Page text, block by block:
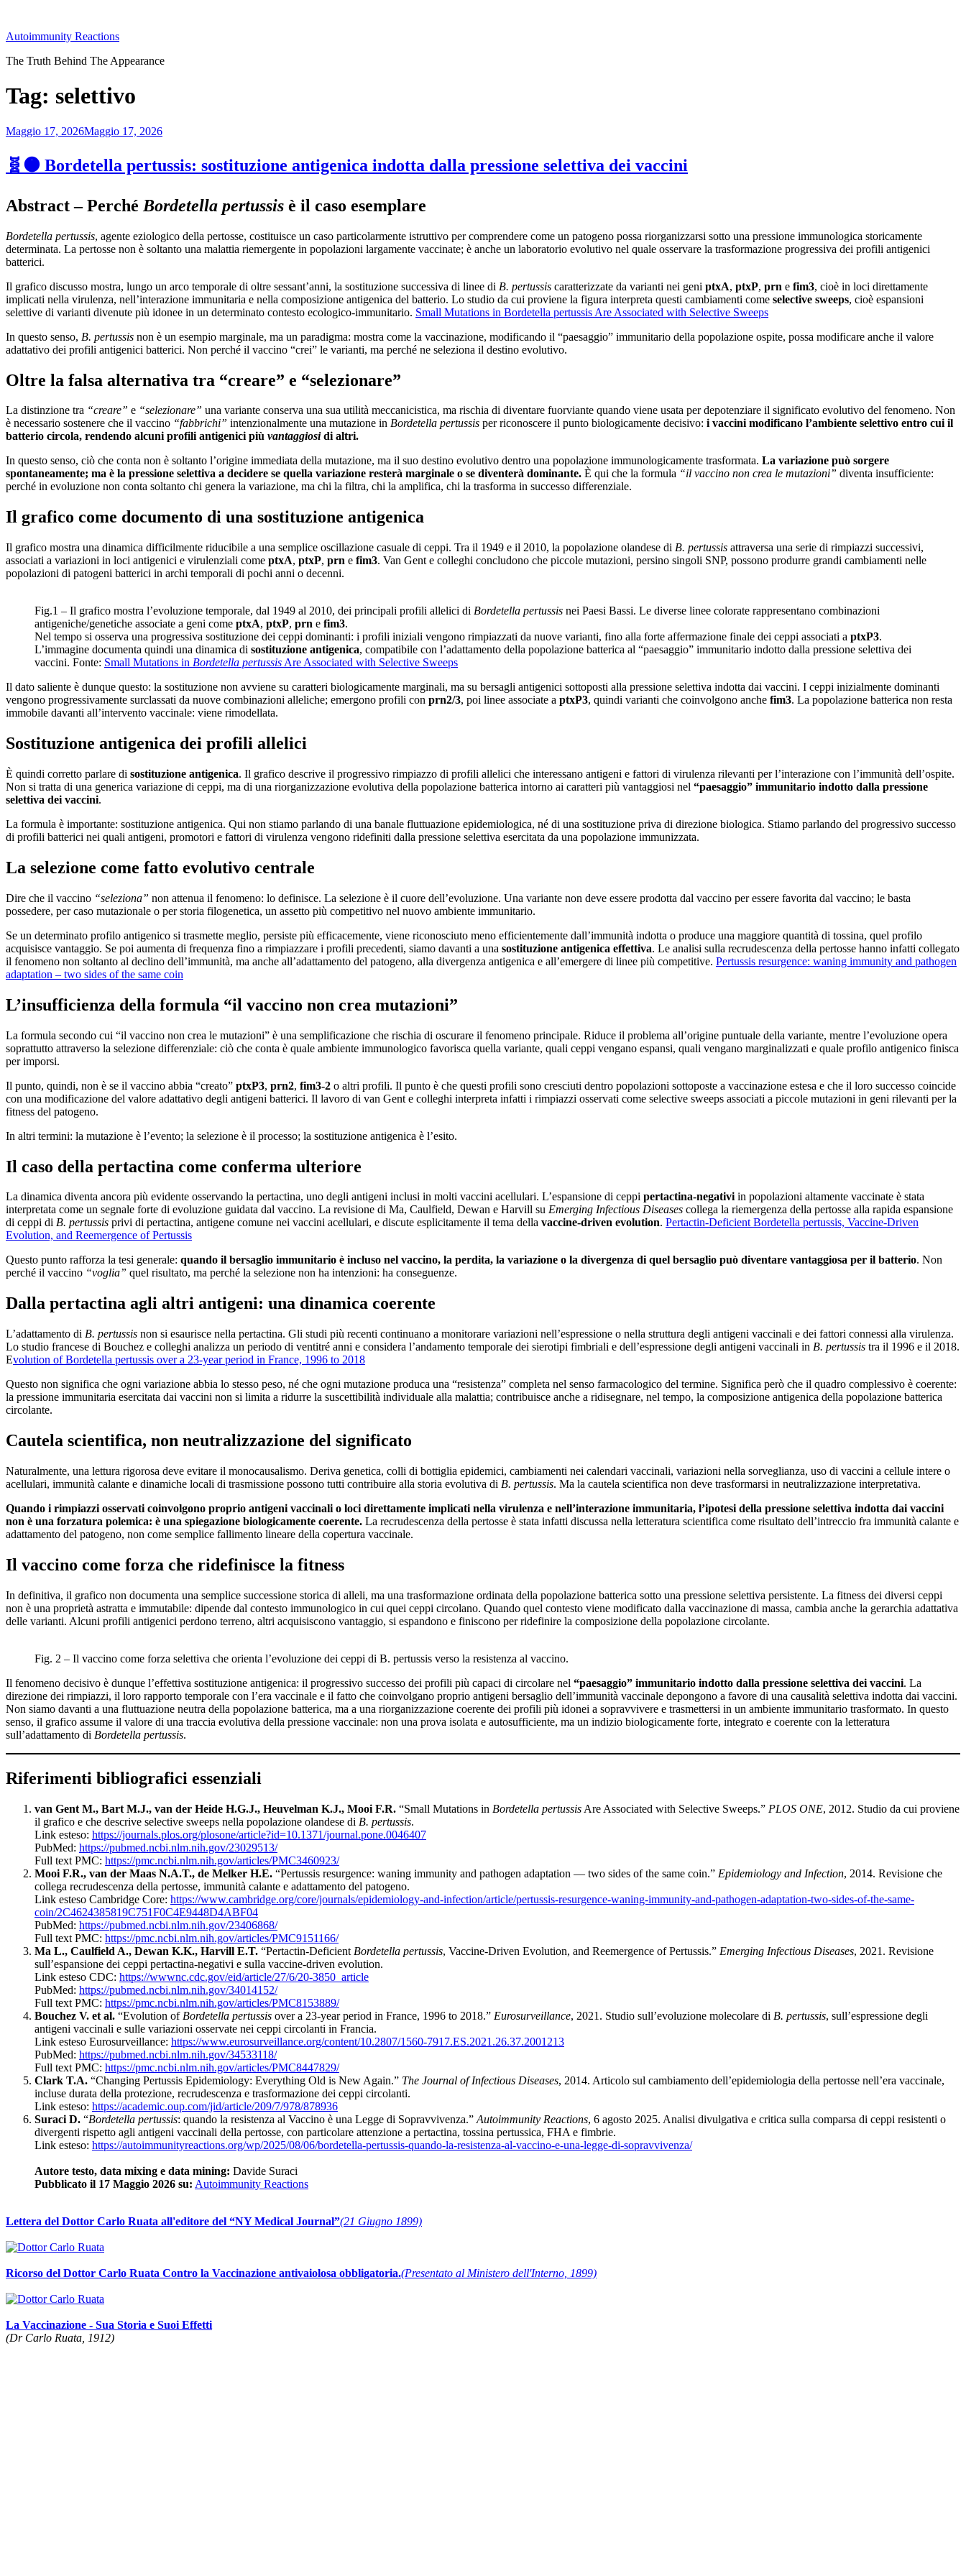
contenuto
Autoimmunity Reactions
The Truth Behind The Appearance
Tag: selettivo
Pubblicato
Maggio 17, 2026Maggio 17, 2026
🧬🟠 Bordetella pertussis: sostituzione antigenica indotta dalla pressione selettiva dei vaccini
Abstract – Perché Bordetella pertussis è il caso esemplare
Bordetella pertussis, agente eziologico della pertosse, costituisce un caso particolarmente istruttivo per comprendere come un patogeno possa riorganizzarsi sotto una pressione immunologica storicamente
determinata. La pertosse non è soltanto una malattia riemergente in popolazioni largamente vaccinate; è anche un laboratorio evolutivo nel quale osservare la trasformazione progressiva dei profili antigenici
batterici.
Il grafico discusso mostra, lungo un arco temporale di oltre sessant’anni, la sostituzione successiva di linee di B. pertussis caratterizzate da varianti nei geni ptxA, ptxP, prn e fim3, cioè in loci direttamente
implicati nella virulenza, nell’interazione immunitaria e nella composizione antigenica del batterio. Lo studio da cui proviene la figura interpreta questi cambiamenti come selective sweeps, cioè espansioni
selettive di varianti divenute più idonee in un determinato contesto ecologico-immunitario. Small Mutations in Bordetella pertussis Are Associated with Selective Sweeps
In questo senso, B. pertussis non è un esempio marginale, ma un paradigma: mostra come la vaccinazione, modificando il “paesaggio” immunitario della popolazione ospite, possa modificare anche il valore
adattativo dei profili antigenici batterici. Non perché il vaccino “crei” le varianti, ma perché ne seleziona il destino evolutivo.
Oltre la falsa alternativa tra “creare” e “selezionare”
La distinzione tra “creare” e “selezionare” una variante conserva una sua utilità meccanicistica, ma rischia di diventare fuorviante quando viene usata per depotenziare il significato evolutivo del fenomeno. Non
è necessario sostenere che il vaccino “fabbrichi” intenzionalmente una mutazione in Bordetella pertussis per riconoscere il punto biologicamente decisivo: i vaccini modificano l’ambiente selettivo entro cui il
batterio circola, rendendo alcuni profili antigenici più vantaggiosidi altri.
In questo senso, ciò che conta non è soltanto l’origine immediata della mutazione, ma il suo destino evolutivo dentro una popolazione immunologicamente trasformata. La variazione può sorgere
spontaneamente; ma è la pressione selettiva a decidere se quella variazione resterà marginale o se diventerà dominante. È qui che la formula “il vaccino non crea le mutazioni” diventa insufficiente:
perché in evoluzione non conta soltanto chi genera la variazione, ma chi la filtra, chi la amplifica, chi la trasforma in successo differenziale.
Il grafico come documento di una sostituzione antigenica
Il grafico mostra una dinamica difficilmente riducibile a una semplice oscillazione casuale di ceppi. Tra il 1949 e il 2010, la popolazione olandese di B. pertussis attraversa una serie di rimpiazzi successivi,
associati a variazioni in loci antigenici e virulenziali come ptxA, ptxP, prn e fim3. Van Gent e colleghi concludono che piccole mutazioni, persino singoli SNP, possono produrre grandi cambiamenti nelle
popolazioni di patogeni batterici in archi temporali di pochi anni o decenni.
Fig.1 – Il grafico mostra l’evoluzione temporale, dal 1949 al 2010, dei principali profili allelici di Bordetella pertussis nei Paesi Bassi. Le diverse linee colorate rappresentano combinazioni
antigeniche/genetiche associate a geni come ptxA, ptxP, prn e fim3.
Nel tempo si osserva una progressiva sostituzione dei ceppi dominanti: i profili iniziali vengono rimpiazzati da nuove varianti, fino alla forte affermazione finale dei ceppi associati a ptxP3.
L’immagine documenta quindi una dinamica di sostituzione antigenica, compatibile con l’adattamento della popolazione batterica al “paesaggio” immunitario indotto dalla pressione selettiva dei
vaccini. Fonte: Small Mutations in Bordetella pertussis Are Associated with Selective Sweeps
Il dato saliente è dunque questo: la sostituzione non avviene su caratteri biologicamente marginali, ma su bersagli antigenici sottoposti alla pressione selettiva indotta dai vaccini. I ceppi inizialmente dominanti
vengono progressivamente surclassati da nuove combinazioni alleliche; emergono profili con prn2/3, poi linee associate a ptxP3, quindi varianti che coinvolgono anche fim3. La popolazione batterica non resta
immobile davanti all’intervento vaccinale: viene rimodellata.
Sostituzione antigenica dei profili allelici
È quindi corretto parlare di sostituzione antigenica. Il grafico descrive il progressivo rimpiazzo di profili allelici che interessano antigeni e fattori di virulenza rilevanti per l’interazione con l’immunità dell’ospite.
Non si tratta di una generica variazione di ceppi, ma di una riorganizzazione evolutiva della popolazione batterica intorno ai caratteri più vantaggiosi nel “paesaggio” immunitario indotto dalla pressione
selettiva dei vaccini.
La formula è importante: sostituzione antigenica. Qui non stiamo parlando di una banale fluttuazione epidemiologica, né di una sostituzione priva di direzione biologica. Stiamo parlando del progressivo successo
di profili batterici nei quali antigeni, promotori e fattori di virulenza vengono ridefiniti dalla pressione selettiva esercitata da una popolazione immunizzata.
La selezione come fatto evolutivo centrale
Dire che il vaccino “seleziona” non attenua il fenomeno: lo definisce. La selezione è il cuore dell’evoluzione. Una variante non deve essere prodotta dal vaccino per essere favorita dal vaccino; le basta
possedere, per caso mutazionale o per storia filogenetica, un assetto più competitivo nel nuovo ambiente immunitario.
Se un determinato profilo antigenico si trasmette meglio, persiste più efficacemente, viene riconosciuto meno efficientemente dall’immunità indotta o produce una maggiore quantità di tossina, quel profilo
acquisisce vantaggio. Se poi aumenta di frequenza fino a rimpiazzare i profili precedenti, siamo davanti a una sostituzione antigenica effettiva. Le analisi sulla recrudescenza della pertosse hanno infatti collegato
il fenomeno non soltanto al declino dell’immunità, ma anche all’adattamento del patogeno, alla divergenza antigenica e all’emergere di linee più competitive. Pertussis resurgence: waning immunity and pathogen
adaptation – two sides of the same coin
L’insufficienza della formula “il vaccino non crea mutazioni”
La formula secondo cui “il vaccino non crea le mutazioni” è una semplificazione che rischia di oscurare il fenomeno principale. Riduce il problema all’origine puntuale della variante, mentre l’evoluzione opera
soprattutto attraverso la selezione differenziale: ciò che conta è quale ambiente immunologico favorisca quella variante, quali ceppi vengano espansi, quali vengano marginalizzati e quale profilo antigenico finisca
per imporsi.
Il punto, quindi, non è se il vaccino abbia “creato” ptxP3, prn2, fim3-2 o altri profili. Il punto è che questi profili sono cresciuti dentro popolazioni sottoposte a vaccinazione estesa e che il loro successo coincide
con una modificazione del valore adattativo degli antigeni batterici. Il lavoro di van Gent e colleghi interpreta infatti i rimpiazzi osservati come selective sweeps associati a piccole mutazioni in geni rilevanti per la
fitness del patogeno.
In altri termini: la mutazione è l’evento; la selezione è il processo; la sostituzione antigenica è l’esito.
Il caso della pertactina come conferma ulteriore
La dinamica diventa ancora più evidente osservando la pertactina, uno degli antigeni inclusi in molti vaccini acellulari. L’espansione di ceppi pertactina-negativiin popolazioni altamente vaccinate è stata
interpretata come un segnale forte di evoluzione guidata dal vaccino. La revisione di Ma, Caulfield, Dewan e Harvill su Emerging Infectious Diseases collega la riemergenza della pertosse alla rapida espansione
di ceppi di B. pertussis privi di pertactina, antigene comune nei vaccini acellulari, e discute esplicitamente il tema della vaccine-driven evolution. Pertactin-Deficient Bordetella pertussis, Vaccine-Driven
Evolution, and Reemergence of Pertussis
Questo punto rafforza la tesi generale: quando il bersaglio immunitario è incluso nel vaccino, la perdita, la variazione o la divergenza di quel bersaglio può diventare vantaggiosa per il batterio. Non
perché il vaccino “voglia” quel risultato, ma perché la selezione non ha intenzioni: ha conseguenze.
Dalla pertactina agli altri antigeni: una dinamica coerente
L’adattamento di B. pertussis non si esaurisce nella pertactina. Gli studi più recenti continuano a monitorare variazioni nell’espressione o nella struttura degli antigeni vaccinali e dei fattori connessi alla virulenza.
Lo studio francese di Bouchez e colleghi analizza un periodo di ventitré anni e considera l’andamento temporale dei sierotipi fimbriali e dell’espressione degli antigeni vaccinali in B. pertussis tra il 1996 e il 2018.
Evolution of Bordetella pertussis over a 23-year period in France, 1996 to 2018
Questo non significa che ogni variazione abbia lo stesso peso, né che ogni mutazione produca una “resistenza” completa nel senso farmacologico del termine. Significa però che il quadro complessivo è coerente:
la pressione immunitaria esercitata dai vaccini non si limita a ridurre la suscettibilità individuale alla malattia; contribuisce anche a ridisegnare, nel tempo, la composizione antigenica della popolazione batterica
circolante.
Cautela scientifica, non neutralizzazione del significato
Naturalmente, una lettura rigorosa deve evitare il monocausalismo. Deriva genetica, colli di bottiglia epidemici, cambiamenti nei calendari vaccinali, variazioni nella sorveglianza, uso di vaccini a cellule intere o
acellulari, immunità calante e dinamiche locali di trasmissione possono tutti contribuire alla storia evolutiva di B. pertussis. Ma la cautela scientifica non deve trasformarsi in neutralizzazione interpretativa.
Quando i rimpiazzi osservati coinvolgono proprio antigeni vaccinali o loci direttamente implicati nella virulenza e nell’interazione immunitaria, l’ipotesi della pressione selettiva indotta dai vaccini
non è una forzatura polemica: è una spiegazione biologicamente coerente. La recrudescenza della pertosse è stata infatti discussa nella letteratura scientifica come risultato dell’intreccio fra immunità calante e
adattamento del patogeno, non come semplice fallimento lineare della copertura vaccinale.
Il vaccino come forza che ridefinisce la fitness
In definitiva, il grafico non documenta una semplice successione storica di alleli, ma una trasformazione ordinata della popolazione batterica sotto una pressione selettiva persistente. La fitness dei diversi ceppi
non è una proprietà astratta e immutabile: dipende dal contesto immunologico in cui quei ceppi circolano. Quando quel contesto viene modificato dalla vaccinazione di massa, cambia anche la gerarchia adattativa
delle varianti. Alcuni profili antigenici perdono terreno, altri acquisiscono vantaggio, si espandono e finiscono per ridefinire la composizione della popolazione circolante.
Fig. 2 – Il vaccino come forza selettiva che orienta l’evoluzione dei ceppi di B. pertussis verso la resistenza al vaccino.
Il fenomeno decisivo è dunque l’effettiva sostituzione antigenica: il progressivo successo dei profili più capaci di circolare nel “paesaggio” immunitario indotto dalla pressione selettiva dei vaccini. La
direzione dei rimpiazzi, il loro rapporto temporale con l’era vaccinale e il fatto che coinvolgano proprio antigeni bersaglio dell’immunità vaccinale depongono a favore di una causalità selettiva indotta dai vaccini.
Non siamo davanti a una fluttuazione neutra della popolazione batterica, ma a una riorganizzazione coerente dei profili più idonei a sopravvivere e trasmettersi in un ambiente immunitario trasformato. In questo
senso, il grafico assume il valore di una traccia evolutiva della pressione vaccinale: non una prova isolata e autosufficiente, ma un indizio biologicamente forte, integrato e coerente con la letteratura
sull’adattamento di Bordetella pertussis.
Riferimenti bibliografici essenziali
van Gent M., Bart M.J., van der Heide H.G.J., Heuvelman K.J., Mooi F.R. “Small Mutations in Bordetella pertussis Are Associated with Selective Sweeps.” PLOS ONE, 2012. Studio da cui proviene
il grafico e che descrive selective sweeps nella popolazione olandese di B. pertussis.
Link esteso: https://journals.plos.org/plosone/article?id=10.1371/journal.pone.0046407
PubMed: https://pubmed.ncbi.nlm.nih.gov/23029513/
Full text PMC: https://pmc.ncbi.nlm.nih.gov/articles/PMC3460923/
Mooi F.R., van der Maas N.A.T., de Melker H.E. “Pertussis resurgence: waning immunity and pathogen adaptation — two sides of the same coin.” Epidemiology and Infection, 2014. Revisione che
collega recrudescenza della pertosse, immunità calante e adattamento del patogeno.
Link esteso Cambridge Core: https://www.cambridge.org/core/journals/epidemiology-and-infection/article/pertussis-resurgence-waning-immunity-and-pathogen-adaptation-two-sides-of-the-same-
coin/2C4624385819C751F0C4E9448D4ABF04
PubMed: https://pubmed.ncbi.nlm.nih.gov/23406868/
Full text PMC: https://pmc.ncbi.nlm.nih.gov/articles/PMC9151166/
Ma L., Caulfield A., Dewan K.K., Harvill E.T. “Pertactin-Deficient Bordetella pertussis, Vaccine-Driven Evolution, and Reemergence of Pertussis.” Emerging Infectious Diseases, 2021. Revisione
sull’espansione dei ceppi pertactina-negativi e sulla vaccine-driven evolution.
Link esteso CDC: https://wwwnc.cdc.gov/eid/article/27/6/20-3850_article
PubMed: https://pubmed.ncbi.nlm.nih.gov/34014152/
Full text PMC: https://pmc.ncbi.nlm.nih.gov/articles/PMC8153889/
Bouchez V. et al. “Evolution of Bordetella pertussis over a 23-year period in France, 1996 to 2018.” Eurosurveillance, 2021. Studio sull’evoluzione molecolare di B. pertussis, sull’espressione degli
antigeni vaccinali e sulle variazioni osservate nei ceppi circolanti in Francia.
Link esteso Eurosurveillance: https://www.eurosurveillance.org/content/10.2807/1560-7917.ES.2021.26.37.2001213
PubMed: https://pubmed.ncbi.nlm.nih.gov/34533118/
Full text PMC: https://pmc.ncbi.nlm.nih.gov/articles/PMC8447829/
Clark T.A. “Changing Pertussis Epidemiology: Everything Old is New Again.” The Journal of Infectious Diseases, 2014. Articolo sul cambiamento dell’epidemiologia della pertosse nell’era vaccinale,
incluse durata della protezione, recrudescenza e trasformazione dei ceppi circolanti.
Link esteso: https://academic.oup.com/jid/article/209/7/978/878936
Suraci D. “Bordetella pertussis: quando la resistenza al Vaccino è una Legge di Sopravvivenza.” Autoimmunity Reactions, 6 agosto 2025. Analisi divulgativa e critica sulla comparsa di ceppi resistenti o
divergenti rispetto agli antigeni vaccinali della pertosse, con particolare attenzione a pertactina, tossina pertussica, FHA e fimbrie.
Link esteso: https://autoimmunityreactions.org/wp/2025/08/06/bordetella-pertussis-quando-la-resistenza-al-vaccino-e-una-legge-di-sopravvivenza/
Autore testo, data mixing e data mining: Davide Suraci
Pubblicato il 17 Maggio 2026 su: Autoimmunity Reactions
Lettera del Dottor Carlo Ruata all'editore del “NY Medical Journal”(21 Giugno 1899)
Ricorso del Dottor Carlo Ruata Contro la Vaccinazione antivaiolosa obbligatoria.(Presentato al Ministero dell'Interno, 1899)
La Vaccinazione - Sua Storia e Suoi Effetti
(Dr Carlo Ruata, 1912)